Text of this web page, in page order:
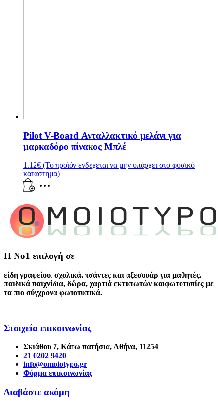
Pilot V-Board Ανταλλακτικό μελάνι για
μαρκαδόρο πίνακος Μπλέ
1.12€ (Το προϊόν ενδέχεται να μην υπάρχει στο φυσικό
κατάστημα)
Η Νο1 επιλογή σε
είδη γραφείου, σχολικά, τσάντες και αξεσουάρ για μαθητές,
παιδικά παιχνίδια, δώρα, χαρτιά εκτυπωτών καιφωτοτυπίες με
τα πιο σύγχρονα φωτοτυπικά.
Στοιχεία επικοινωνίας
Σκιάθου 7, Κάτω πατήσια, Αθήνα, 11254
21 0202 9420
info@omoiotypo.gr
Φόρμα επικοινωνίας
Διαβάστε ακόμη